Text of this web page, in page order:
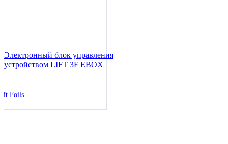
Электронный блок управления
устройством LIFT 3F EBOX
Foils